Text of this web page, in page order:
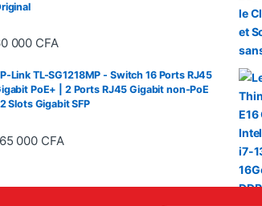
000 CFA
Link TL-SG1218MP - Switch 16 Ports RJ45
PoE+ | 2 Ports RJ45 Gigabit non-PoE
| 2 Slots Gigabit SFP
000 CFA